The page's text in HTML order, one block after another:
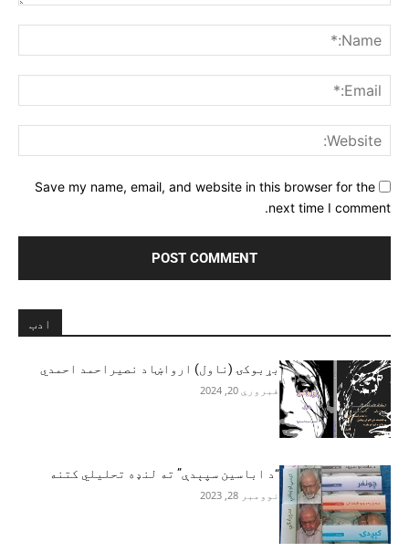
Save my name, email, and website in this browser for the
next time I comment.
ادب
بړبوکۍ (ناول) ارواښاد نصیراحمد احمدي
فبروري 20, 2024
“د اباسین سپېدې” ته لنډه تحلیلي کتنه
نوومبر 28, 2023